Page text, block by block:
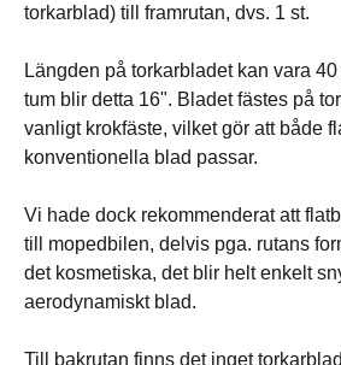
torkarblad) till framrutan, dvs. 1 st.
Längden på torkarbladet kan vara
tum blir detta 16". Bladet fästes på
vanligt krokfäste, vilket gör att både
konventionella blad passar.
Vi hade dock rekommenderat att
till mopedbilen, delvis pga. rutans
det kosmetiska, det blir helt enkelt
aerodynamiskt blad.
Till bakrutan finns det inget